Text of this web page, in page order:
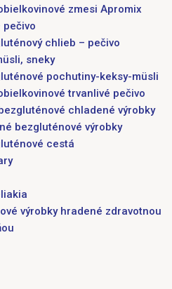
zmesi Apromix
pečivo
chlieb – pečivo
sneky
pochutiny-keksy-müsli
trvanlivé pečivo
chladené výrobky
bezgluténové výrobky
cestá
výrobky hradené zdravotnou